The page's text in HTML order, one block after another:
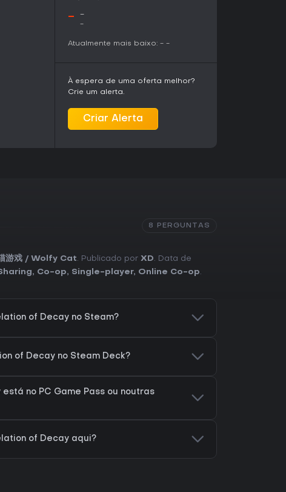
- -
-
Atualmente mais baixo: - -
À espera de uma oferta melhor?
Crie um alerta.
Criar Alerta
8 PERGUNTAS
游戏 / Wolfy Cat. Publicado por XD. Data de
, Co-op, Single-player, Online Co-op.
of Decay no Steam?
of Decay no Steam Deck?
no PC Game Pass ou noutras
of Decay aqui?